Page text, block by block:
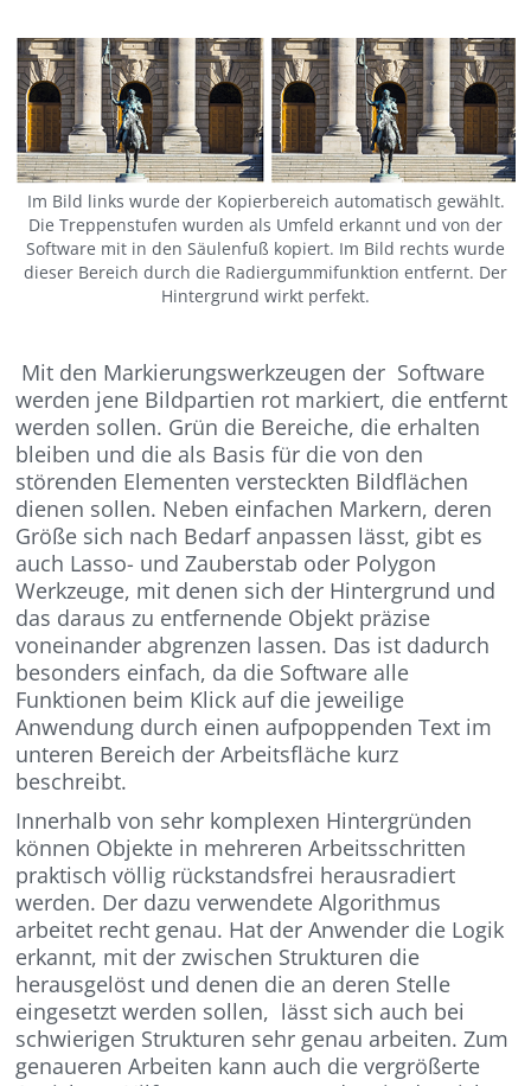
Im Bild links wurde der Kopierbereich automatisch gewählt.
Die Treppenstufen wurden als Umfeld erkannt und von der
Software mit in den Säulenfuß kopiert. Im Bild rechts wurde
dieser Bereich durch die Radiergummifunktion entfernt. Der
Hintergrund wirkt perfekt.
Mit den Markierungswerkzeugen der Software
werden jene Bildpartien rot markiert, die entfernt
werden sollen. Grün die Bereiche, die erhalten
bleiben und die als Basis für die von den
störenden Elementen versteckten Bildflächen
dienen sollen. Neben einfachen Markern, deren
Größe sich nach Bedarf anpassen lässt, gibt es
auch Lasso- und Zauberstab oder Polygon
Werkzeuge, mit denen sich der Hintergrund und
das daraus zu entfernende Objekt präzise
voneinander abgrenzen lassen. Das ist dadurch
besonders einfach, da die Software alle
Funktionen beim Klick auf die jeweilige
Anwendung durch einen aufpoppenden Text im
unteren Bereich der Arbeitsfläche kurz
beschreibt.
Innerhalb von sehr komplexen Hintergründen
können Objekte in mehreren Arbeitsschritten
praktisch völlig rückstandsfrei herausradiert
werden. Der dazu verwendete Algorithmus
arbeitet recht genau. Hat der Anwender die Logik
erkannt, mit der zwischen Strukturen die
herausgelöst und denen die an deren Stelle
eingesetzt werden sollen, lässt sich auch bei
schwierigen Strukturen sehr genau arbeiten. Zum
genaueren Arbeiten kann auch die vergrößerte